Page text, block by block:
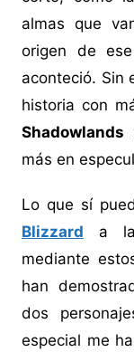
almas que
origen de
aconteció. Sin
historia con
Shadowlands
más en
Lo que sí
Blizzard a la
mediante
han
dos
especial me